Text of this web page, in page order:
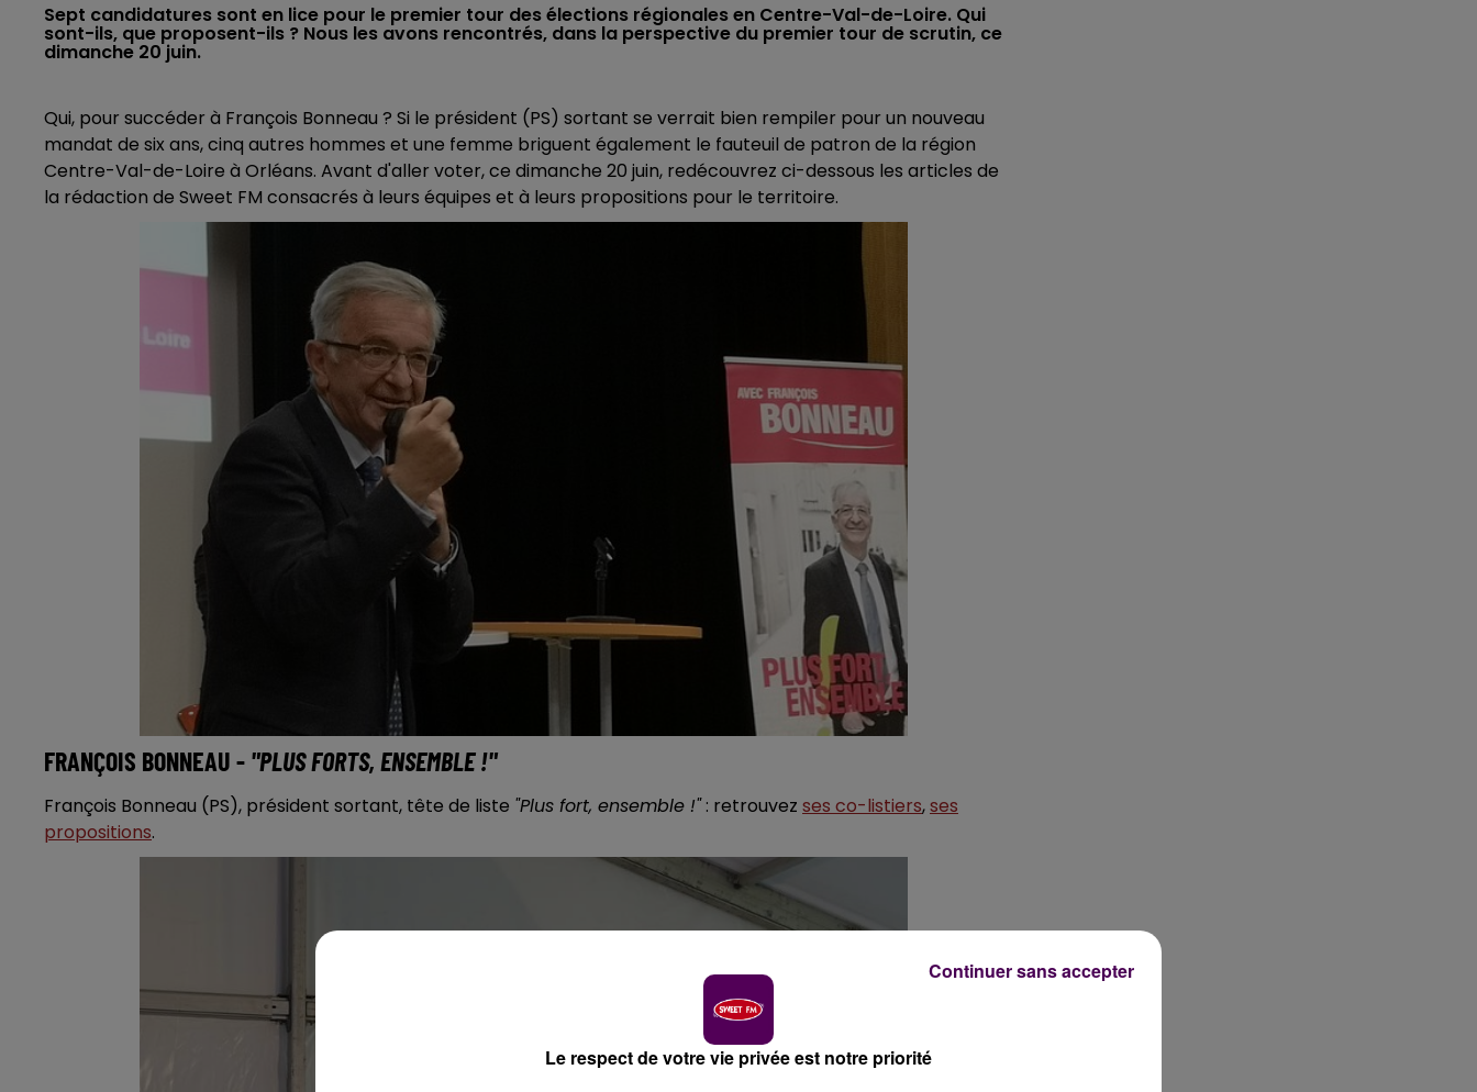
Sept candidatures sont en lice pour le premier tour des élections régionales en Centre-Val-de-Loire. Qui
sont-ils, que proposent-ils ? Nous les avons rencontrés, dans la perspective du premier tour de scrutin, ce
dimanche 20 juin.
Qui, pour succéder à François Bonneau ? Si le président (PS) sortant se verrait bien rempiler pour un nouveau
mandat de six ans, cinq autres hommes et une femme briguent également le fauteuil de patron de la région
Centre-Val-de-Loire à Orléans. Avant d'aller voter, ce dimanche 20 juin, redécouvrez ci-dessous les articles de
la rédaction de Sweet FM consacrés à leurs équipes et à leurs propositions pour le territoire.
FRANÇOIS BONNEAU - "PLUS FORTS, ENSEMBLE !"
François Bonneau (PS), président sortant, tête de liste "Plus fort, ensemble !": retrouvez ses co-listiers,ses
propositions.
Le respect de votre vie privée est notre priorité
Continuer sans accepter